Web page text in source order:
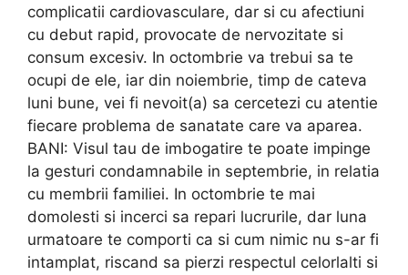
complicatii cardiovasculare, dar si cu afectiuni
cu debut rapid, provocate de nervozitate si
consum excesiv. In octombrie va trebui sa te
ocupi de ele, iar din noiembrie, timp de cateva
luni bune, vei fi nevoit(a) sa cercetezi cu atentie
fiecare problema de sanatate care va aparea.
BANI: Visul tau de imbogatire te poate impinge
la gesturi condamnabile in septembrie, in relatia
cu membrii familiei. In octombrie te mai
domolesti si incerci sa repari lucrurile, dar luna
urmatoare te comporti ca si cum nimic nu s-ar fi
intamplat, riscand sa pierzi respectul celorlalti si